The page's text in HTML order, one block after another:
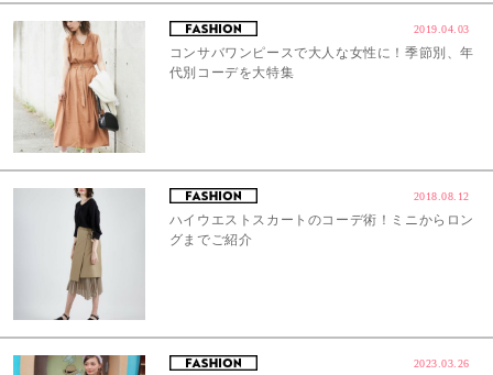
2019.04.03
コンサバワンピースで大人な女性に！季節別、年
代別コーデを大特集
2018.08.12
ハイウエストスカートのコーデ術！ミニからロン
グまでご紹介
2023.03.26